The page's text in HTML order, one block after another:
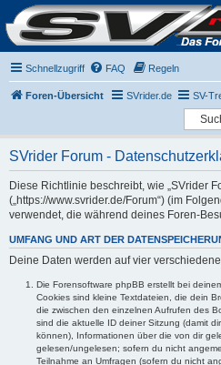
Schnellzugriff FAQ Regeln
Foren-Übersicht SVrider.de SV-
SVrider Forum -
Diese Richtlinie beschreibt, wie „SVrider
(„https://www.svrider.de/Forum“) (im
verwendet, die während deines Foren-
UMFANG UND ART DER
Deine Daten werden auf vier
Die Forensoftware phpBB erstellt bei
Cookies sind kleine Textdateien, die dein
die zwischen den einzelnen Aufrufen des
sind die aktuelle ID deiner Sitzung (damit
können), Informationen über die von dir
gelesen/ungelesen; sofern du nicht
Teilnahme an Umfragen (sofern du nicht